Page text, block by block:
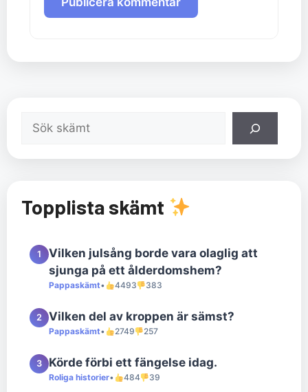
Sök
Topplista skämt
1
Vilken julsång borde vara olaglig att
sjunga på ett ålderdomshem?
Pappaskämt• 4493 383
2 Vilken del av kroppen är sämst?
Pappaskämt• 2749 257
3 Körde förbi ett fängelse idag.
Roliga historier• 484 39